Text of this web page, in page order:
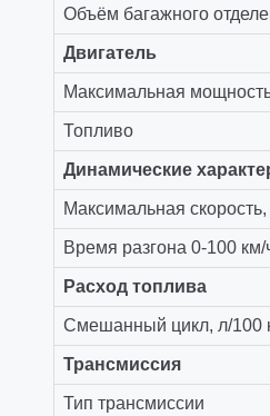
Объём багажного
Двигатель
Максимальная
Топливо
Динамические
Максимальная скорость,
Время разгона 0-100 км/
Расход топлива
Смешанный цикл, л/100
Трансмиссия
Тип трансмиссии